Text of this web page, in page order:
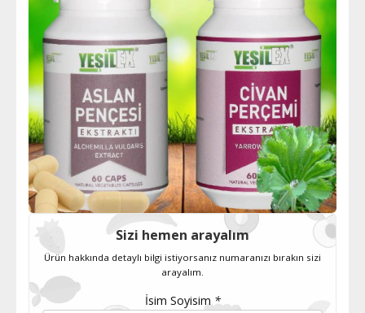
Sizi hemen arayalım
Ürün hakkında detaylı bilgi istiyorsanız numaranızı bırakın sizi
arayalım.
İsim Soyisim *